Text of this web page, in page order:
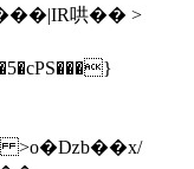
哄�� >
>о�ǲb��x/